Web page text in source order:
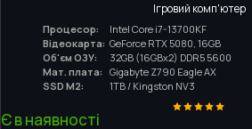
Ігровий комп'ютер
Процесор:
Intel Core i7-13700KF
Відеокарта: GeForce RTX 5080, 16GB
Об'єм ОЗУ:
32GB (16GBx2) DDR5 5600
Мат. плата:
Gigabyte Z790 Eagle AX
SSD M2:
1TB / Kingston NV3
Є в наявності